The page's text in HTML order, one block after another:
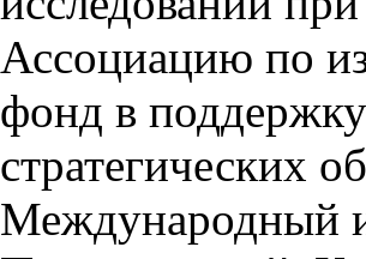
Ассоциацию по
фонд в
стратегических
Международный